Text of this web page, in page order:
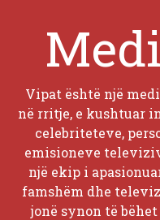
Vipat është një
në rritje, e kushtuar
celebriteteve,
emisioneve
një ekip i
famshëm dhe
jonë synon të